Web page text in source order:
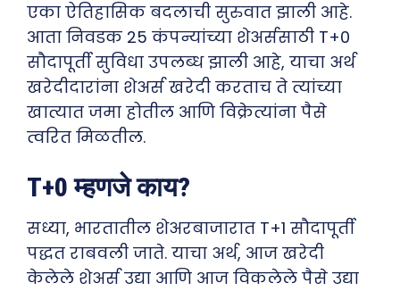
एका ऐतिहासिक बदलाची सुरुवात झाली आहे.
आता निवडक 25 कंपन्यांच्या शेअर्ससाठी T+0
सौदापूर्ती सुविधा उपलब्ध झाली आहे, याचा अर्थ
खरेदीदारांना शेअर्स खरेदी करताच ते त्यांच्या
खात्यात जमा होतील आणि विक्रेत्यांना पैसे
त्वरित मिळतील.
T+0 म्हणजे काय?
सध्या, भारतातील शेअरबाजारात T+1 सौदापूर्ती
पद्धत राबवली जाते. याचा अर्थ, आज खरेदी
केलेले शेअर्स उद्या आणि आज विकलेले पैसे उद्या